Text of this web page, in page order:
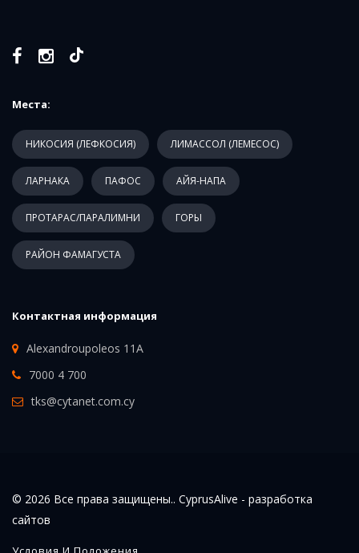
Места:
НИКОСИЯ (ЛЕФКОСИЯ) ЛИМАССОЛ (ЛЕМЕСОС)
ЛАРНАКА ПАФОС АЙЯ-НАПА
ПРОТАРАС/ПАРАЛИМНИ ГОРЫ
РАЙОН ФАМАГУСТА
Контактная информация
Alexandroupoleos 11A
7000 4 700
tks@cytanet.com.cy
© 2026 Все права защищены.. CyprusAlive - разработка
сайтов